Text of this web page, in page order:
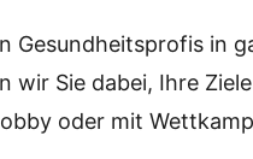
Gesundheitsprofis in
Sie dabei, Ihre
oder mit